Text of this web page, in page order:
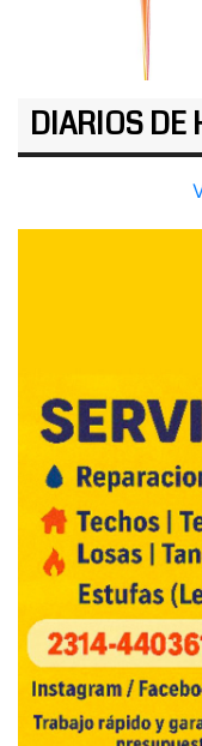
DIARIOS DE